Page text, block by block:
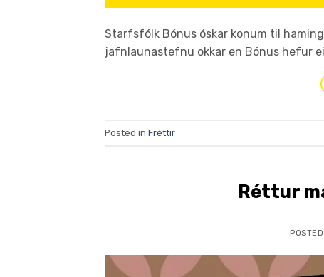
Starfsfólk Bónus óskar konum til
jafnlaunastefnu okkar en Bónus hefur
Posted in Fréttir
Réttur